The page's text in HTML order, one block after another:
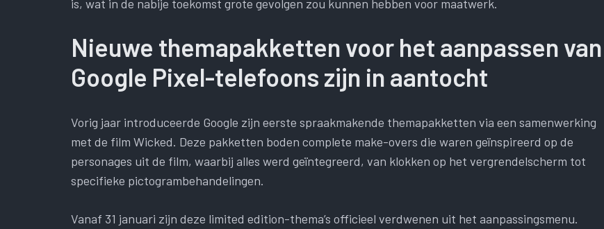
is, wat in de nabije toekomst grote gevolgen zou kunnen hebben voor maatwerk.
Nieuwe themapakketten voor het aanpassen van
Google Pixel-telefoons zijn in aantocht
Vorig jaar introduceerde Google zijn eerste spraakmakende themapakketten via een samenwerking
met de film Wicked. Deze pakketten boden complete make-overs die waren geïnspireerd op de
personages uit de film, waarbij alles werd geïntegreerd, van klokken op het vergrendelscherm tot
specifieke pictogrambehandelingen.
Vanaf 31 januari zijn deze limited edition-thema’s officieel verdwenen uit het aanpassingsmenu.